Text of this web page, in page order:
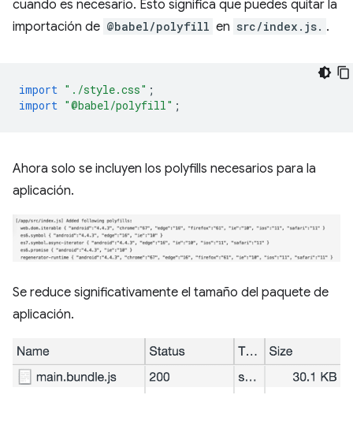
cuando es necesario. Esto significa que puedes quitar la
importación de @babel/polyfill en src/index.js. .
import "./style.css" ;
import "@babel/polyfill" ;
Ahora solo se incluyen los polyfills necesarios para la
aplicación.
Se reduce significativamente el tamaño del paquete de
aplicación.